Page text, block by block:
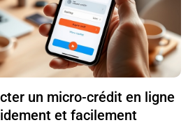
un micro-crédit en ligne
et facilement